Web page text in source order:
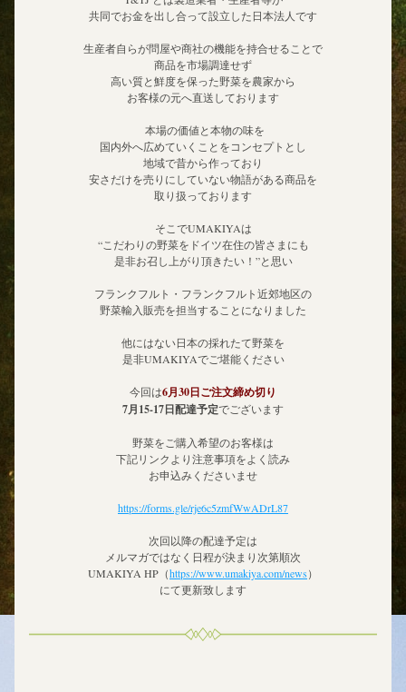
共同でお金を出し合って設立した日本法人です
生産者自らが問屋や商社の機能を持合せることで
商品を市場調達せず
高い質と鮮度を保った野菜を農家から
お客様の元へ直送しております
本場の価値と本物の味を
国内外へ広めていくことをコンセプトとし
地域で昔から作っており
安さだけを売りにしていない物語がある商品を
取り扱っております
そこでUMAKIYAは
“こだわりの野菜を ドイツ在住の皆さまにも
是非お召し上がり頂きたい！”と思い
フランクフルト・フランクフルト近郊地区の
野菜輸入販売を担当することになりました
他にはない日本の採れたて野菜を
是非UMAKIYAでご堪能ください
今回は6月30日ご注文締め切り
7月15-17日配達予定でございます
野菜をご購入希望のお客様は
下記リンクより注意事項をよく読み
お申込みくださいませ
https://forms.gle/rje6c5zmfWwADrL87
次回以降の配達予定は
メルマガではなく日程が決まり次第順次
UMAKIYA HP（https://www.umakiya.com/news）
にて更新致します